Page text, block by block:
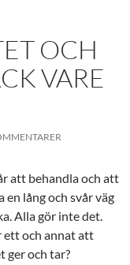
OCH
VARE
att behandla och att
lång och svår väg
Alla gör inte det.
ett och annat att
ger och tar?